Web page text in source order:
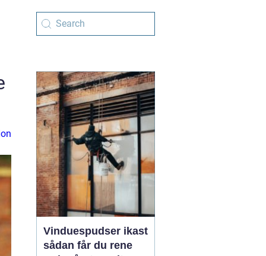
Vinduespudser ikast
sådan får du rene